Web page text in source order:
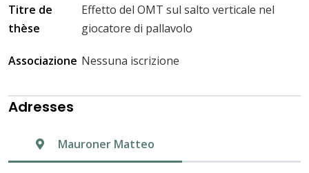
Titre de
thèse
Effetto del OMT sul salto verticale nel
giocatore di pallavolo
Associazione Nessuna iscrizione
Adresses
Mauroner Matteo